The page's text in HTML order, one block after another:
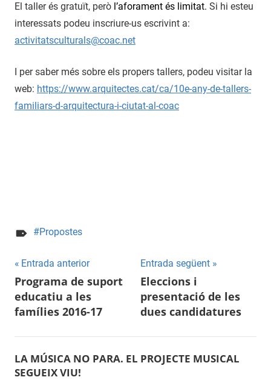
El taller és gratuït, però l’aforament és limitat. Si hi esteu
interessats podeu inscriure-us escrivint a:
activitatsculturals@coac.net
I per saber més sobre els propers tallers, podeu visitar la
web: https://www.arquitectes.cat/ca/10e-any-de-tallers-
familiars-d-arquitectura-i-ciutat-al-coac
Propostes
Navegació
d'entrades
Entrada anterior
Programa de suport
educatiu a les
famílies 2016-17
Entrada següent
Eleccions i
presentació de les
dues candidatures
LA MÚSICA NO PARA. EL PROJECTE MUSICAL
SEGUEIX VIU!